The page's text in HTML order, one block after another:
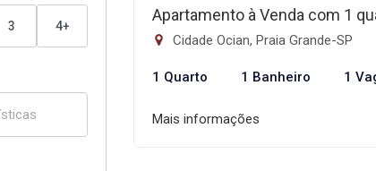
3 4+
Apartamento à Venda com 1
Cidade Ocian, Praia Grande-SP
1 Quarto 1 Banheiro 1
Mais informações